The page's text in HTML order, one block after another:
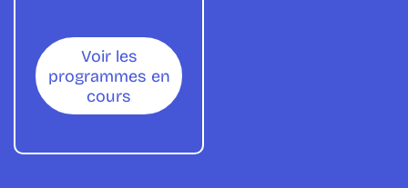
Voir les
programmes en
cours